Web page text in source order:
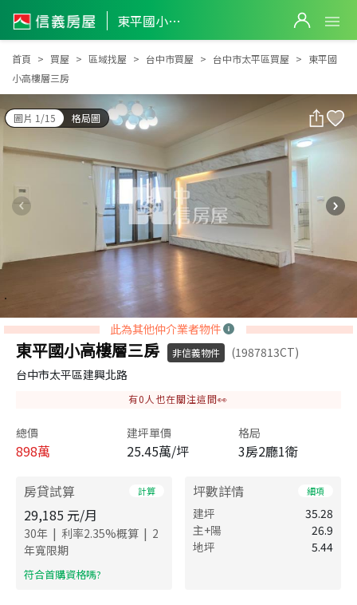
東平國小高樓層三房
東平國小高樓層三房
首頁 買屋 區域找屋 台中市買屋 台中市太平區買屋
東平國
小高樓層三房
圖片 1/15 格局圖
此為其他仲介業者物件
東平國小高樓層三房 非信義物件
(1987813CT)
台中市太平區建興北路
有0 人也在關注這間👀
總價
898萬
建坪單價
25.45萬/坪
格局
3房2廳1衛
房貸試算 計算
29,185 元/月
30年 | 利率2.35%概算 | 2
年寬限期
​符合首購資格嗎?
坪數詳情 細項
建坪
35.28
主+陽
26.9
地坪
5.44